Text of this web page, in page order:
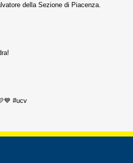
della Sezione di Piacenza.
#ucv